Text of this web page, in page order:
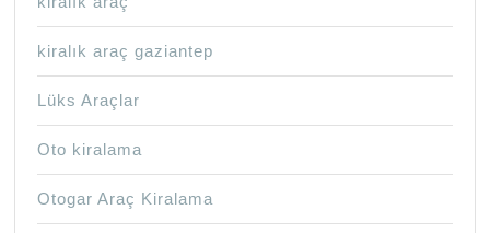
kiralık araç gaziantep
Lüks Araçlar
Oto kiralama
Otogar Araç Kiralama